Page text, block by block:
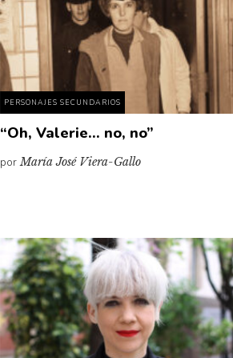
PERSONAJES SECUNDARIOS
“Oh, Valerie… no, no”
porMaría José Viera-Gallo